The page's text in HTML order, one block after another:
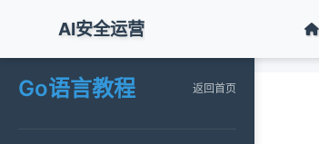
AI安全运营
返回首页
Go语言教程 返回首页